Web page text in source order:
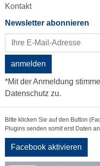
Kontakt
Newsletter abonnieren
anmelden
*Mit der Anmeldung
Datenschutz zu.
Bitte klicken Sie auf den Button
Plugins senden somit erst Daten
Facebook aktivieren